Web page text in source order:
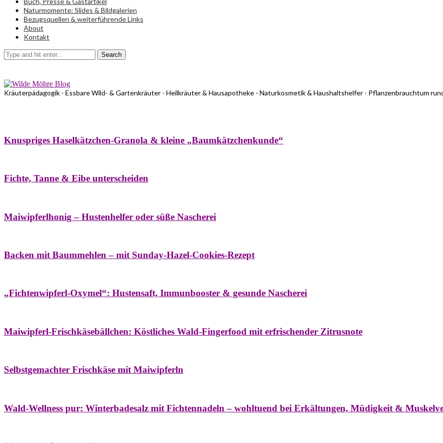
Naturmomente: Slides & Bildgalerien
Bezugsquellen & weiterführende Links
About
Kontakt
Search
Kräuterpädagogik - Essbare Wild- & Gartenkräuter - Heilkräuter & Hausapotheke - Naturkosmetik & Haushaltshelfer - Pflanzenbrauchtum
Knuspriges Haselkätzchen-Granola & kleine „Baumkätzchenkunde“
Fichte, Tanne & Eibe unterscheiden
Maiwipferlhonig – Hustenhelfer oder süße Nascherei
Backen mit Baummehlen – mit Sunday-Hazel-Cookies-Rezept
„Fichtenwipferl-Oxymel“: Hustensaft, Immunbooster & gesunde Nascherei
Maiwipferl-Frischkäsebällchen: Köstliches Wald-Fingerfood mit erfrischender Zitrusnote
Selbstgemachter Frischkäse mit Maiwipferln
Wald-Wellness pur: Winterbadesalz mit Fichtennadeln – wohltuend bei Erkältungen, Müdigkeit &